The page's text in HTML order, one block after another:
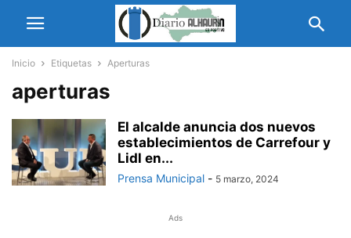
Inicio Etiquetas Aperturas
aperturas
El alcalde anuncia dos nuevos
establecimientos de Carrefour y
Lidl en...
Prensa Municipal - 5 marzo, 2024
Ads